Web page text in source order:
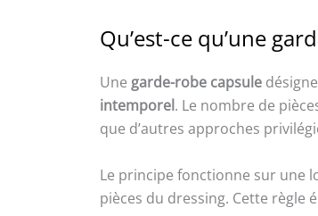
Qu’est-ce qu’une
Une garde-robe capsule
intemporel. Le nombre de
que d’autres approches
Le principe fonctionne sur une
pièces du dressing. Cette règle